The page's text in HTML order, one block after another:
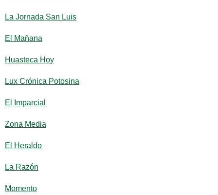
La Jornada San Luis
El Mañana
Huasteca Hoy
Lux Crónica Potosina
El Imparcial
Zona Media
El Heraldo
La Razón
Momento